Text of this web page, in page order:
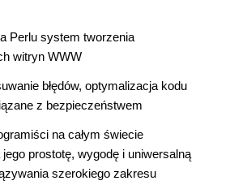
Perlu system tworzenia
witryn WWW
błędów, optymalizacja kodu
z bezpieczeństwem
na całym świecie
prostotę, wygodę i uniwersalną
szerokiego zakresu